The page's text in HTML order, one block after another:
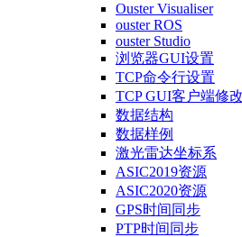
Ouster Visualiser
ouster ROS
ouster Studio
浏览器GUI设置
TCP命令行设置
TCP GUI客户端修
数据结构
数据样例
激光雷达坐标系
ASIC2019资源
ASIC2020资源
GPS时间同步
PTP时间同步